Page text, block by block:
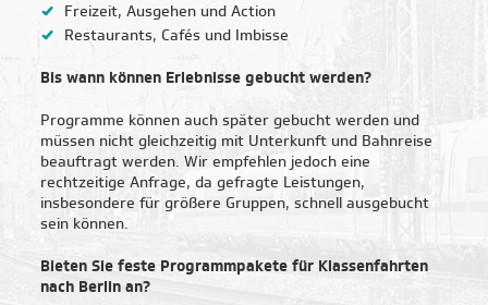
Service
Freizeit, Ausgehen und Action
Restaurants, Cafés und Imbisse
Bis wann können Erlebnisse gebucht werden?
Programme können auch später gebucht werden und
müssen nicht gleichzeitig mit Unterkunft und Bahnreise
beauftragt werden. Wir empfehlen jedoch eine
rechtzeitige Anfrage, da gefragte Leistungen,
insbesondere für größere Gruppen, schnell ausgebucht
sein können.
Bieten Sie feste Programmpakete für Klassenfahrten
nach Berlin an?